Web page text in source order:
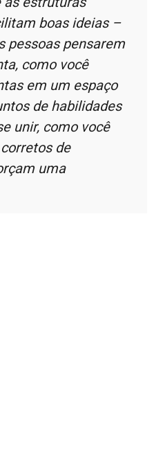
boas ideias –
pessoas pensarem
como você
em um espaço
de habilidades
unir, como você
de
uma